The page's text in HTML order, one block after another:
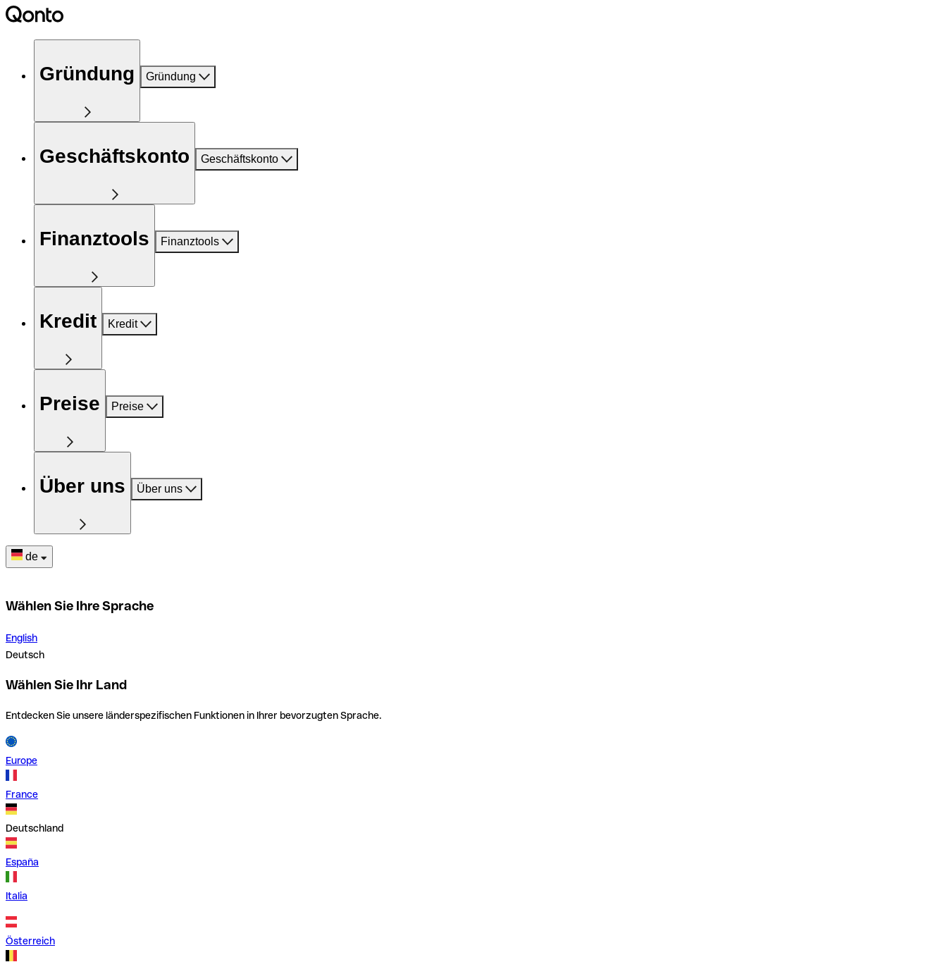
Gründung Gründung
Geschäftskonto Geschäftskonto
Finanztools Finanztools
Kredit Kredit
Preise Preise
Über uns Über uns
de
Wählen Sie Ihre Sprache
English
Deutsch
Wählen Sie Ihr Land
Entdecken Sie unsere länderspezifischen Funktionen in Ihrer bevorzugten Sprache.
Europe
France
Deutschland
España
Italia
Österreich